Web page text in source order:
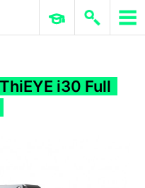
ERP 與商業 AI
i30 Full